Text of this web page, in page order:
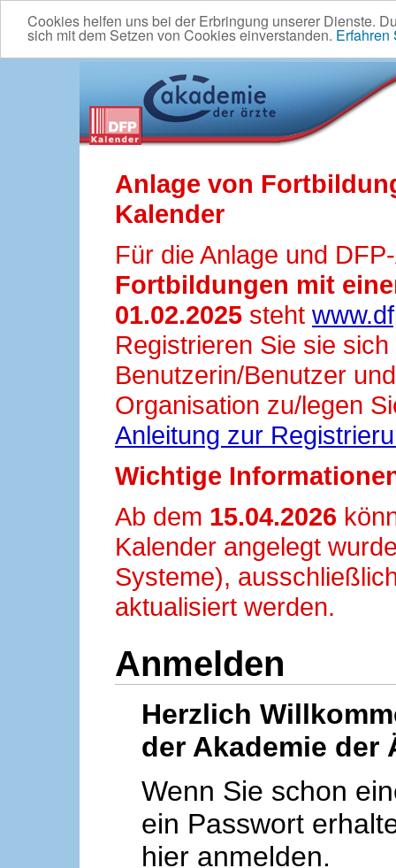
Cookies helfen uns bei der Erbringung unserer Dienste.
sich mit dem Setzen von Cookies einverstanden. Erfahren
Anlage von
Kalender
Für die Anlage und
Fortbildungen mit
01.02.2025 steht
Registrieren Sie sie
Benutzerin/Benutzer
Organisation zu/legen
Anleitung zur
Wichtige
Ab dem 15.04.2026
Kalender angelegt
Systeme),
aktualisiert werden.
Anmelden
Herzlich
der Akademie der
Wenn Sie schon
ein Passwort
hier anmelden.